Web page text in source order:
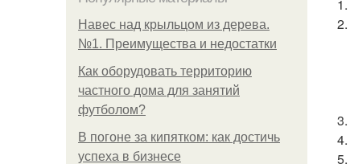
Навес над крыльцом из дерева.
№1. Преимущества и недостатки
Как оборудовать территорию
частного дома для занятий
футболом?
В погоне за кипятком: как достичь
успеха в бизнесе